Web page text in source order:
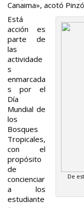
Canaima», acotó
De
Está
acción es
parte de
las
actividade
s
enmarcada
s por el
Día
Mundial de
los
Bosques
Tropicales,
con el
propósito
de
concienciar
a los
estudiante